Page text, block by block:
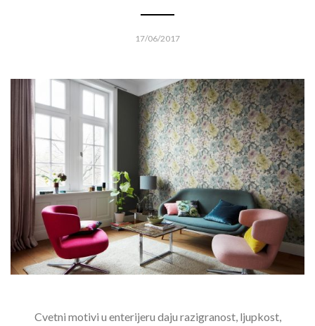
17/06/2017
Cvetni motivi u enterijeru daju razigranost, ljupkost,